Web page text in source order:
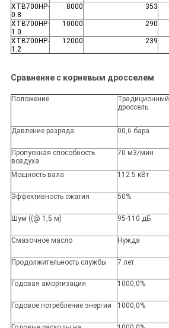
XTB700HP-
0.8
8000 353
XTB700HP-
1.0
10000 290
XTB700HP-
1.2
12000 239
Сравнение с корневым дросселем
Положение
Традиционный
дроссель
Давление разряда 00,6 бара
Пропускная способность
воздуха
70 м3/мин
Мощность вала 112.5 кВт
Эффективность сжатия 50%
Шум ((@ 1,5 м) 95-110 дБ
Смазочное масло Нужда
Продолжительность службы 7 лет
Годовая амортизация 1000,0%
Годовое потребление энергии 1000,0%